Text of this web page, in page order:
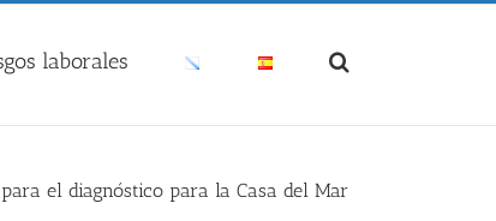
laborales
el diagnóstico para la Casa del Mar